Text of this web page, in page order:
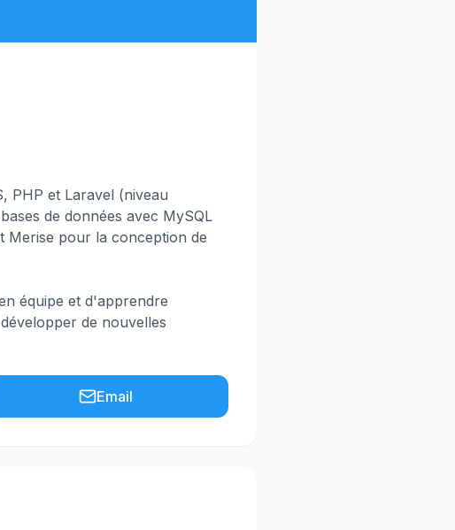
PHP et Laravel (niveau
de données avec MySQL
Merise pour la conception de
équipe et d'apprendre
de nouvelles
Email